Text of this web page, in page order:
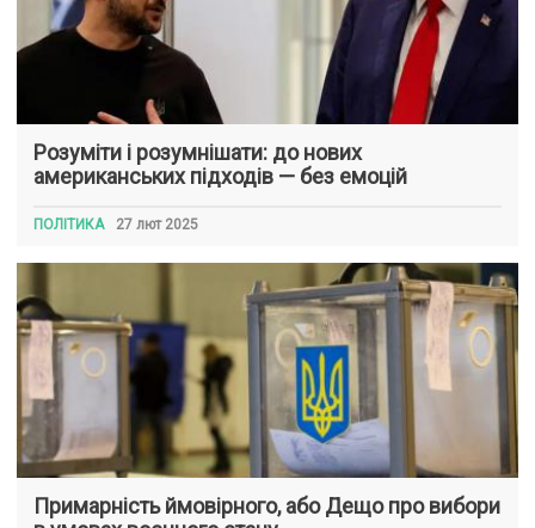
Розуміти і розумнішати: до нових
американських підходів — без емоцій
ПОЛІТИКА 27 лют 2025
Примарність ймовірного, або Дещо про вибори